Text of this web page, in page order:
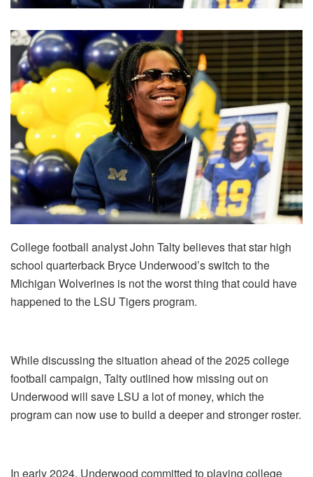
College football analyst John Talty believes that star high
school quarterback Bryce Underwood’s switch to the
Michigan Wolverines is not the worst thing that could have
happened to the LSU Tigers program.
While discussing the situation ahead of the 2025 college
football campaign, Talty outlined how missing out on
Underwood will save LSU a lot of money, which the
program can now use to build a deeper and stronger roster.
In early 2024, Underwood committed to playing college